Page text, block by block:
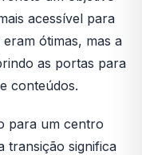
acessível para
ótimas, mas a
as portas para
conteúdos.
para um centro
transição significa